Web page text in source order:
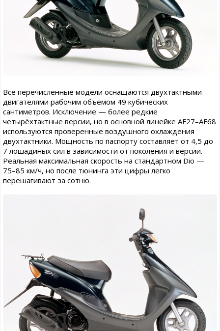
Все перечисленные модели оснащаются двухтактными
двигателями рабочим объёмом 49 кубических
сантиметров. Исключение — более редкие
четырёхтактные версии, но в основной линейке AF27–AF68
используются проверенные воздушного охлаждения
двухтактники. Мощность по паспорту составляет от 4,5 до
7 лошадиных сил в зависимости от поколения и версии.
Реальная максимальная скорость на стандартном Dio —
75–85 км/ч, но после тюнинга эти цифры легко
перешагивают за сотню.